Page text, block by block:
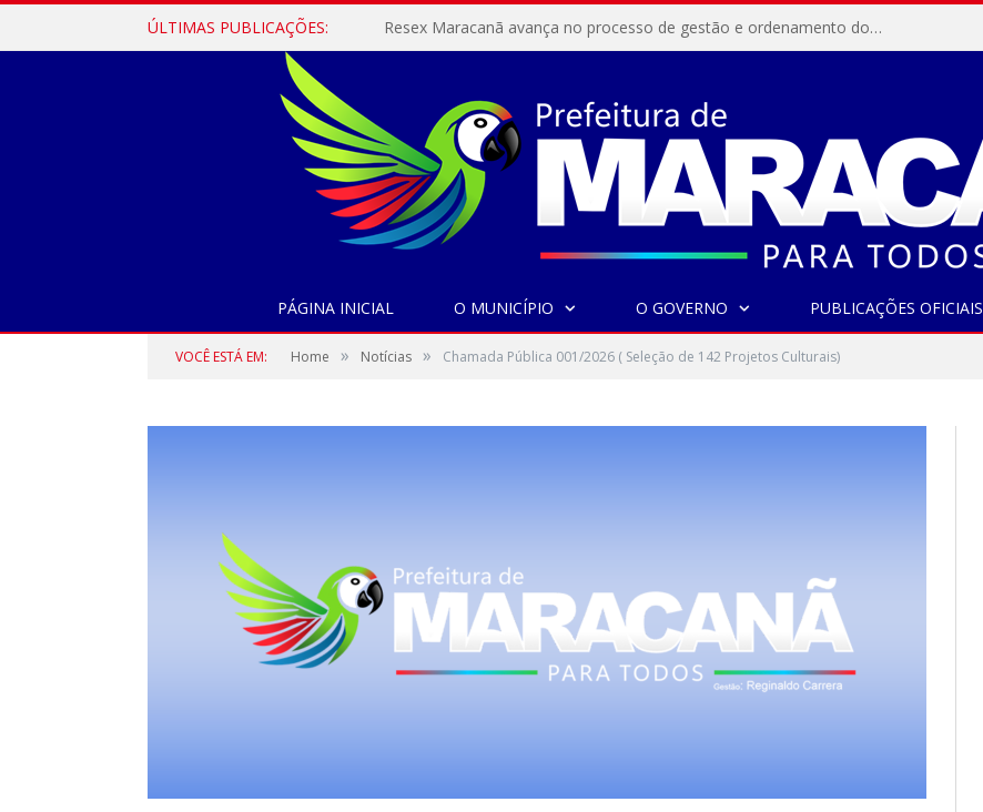
ÚLTIMAS PUBLICAÇÕES: Resex Maracanã avança no processo de gestão e ordenamento do turismo em nossas áreas protegidas.
PÁGINA INICIAL O MUNICÍPIO O GOVERNO PUBLICAÇÕES OFICIAIS
VOCÊ ESTÁ EM: Home » Notícias » Chamada Pública 001/2026 ( Seleção de 142 Projetos Culturais)